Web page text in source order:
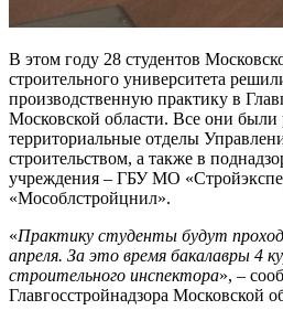
В этом году 28 студентов
строительного университета
производственную практику в
Московской области. Все они были
территориальные отделы
строительством, а также в
учреждения – ГБУ МО
«Мособлстройцнил».
«Практику студенты будут
апреля. За это время бакалавры 4
строительного инспектора», –
Главгосстройнадзора Московской